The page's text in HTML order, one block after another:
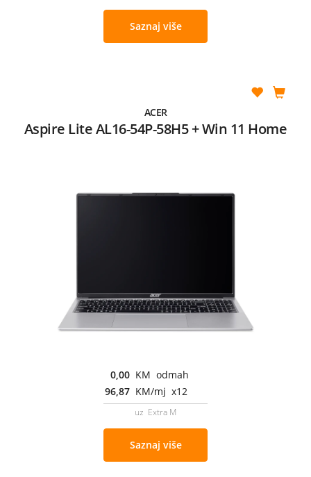
Saznaj više
ACER
Aspire Lite AL16-54P-58H5 + Win 11 Home
0,00 KM odmah
96,87 KM/mj x12
uz Extra M
Saznaj više